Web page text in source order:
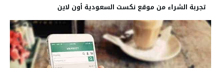
تجربة الشراء من موقع نكست السعودية أون لاين